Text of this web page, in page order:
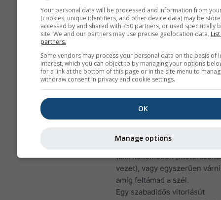
sérülések és károk
érdekében.
Jelentős
méter között; bizonyos
körülmények között a
feltörhetnek.
Szél
A szél jelenti egy vitorlás fő
ezért ez az első
amelyet a hajós figyelembe
vitorlázók kénytelenek
(ami kellemetlen
vezet), vagy egyszerűen
amíg feltámad a szél.
Egy szabadidős vitorlásút
Your personal data will be processed and information from
(cookies, unique identifiers, and other device data) may be
accessed by and shared with 750 partners, or used specifically
site. We and our partners may use precise geolocation data.
partners.
Some vendors may process your personal data on the basis of
interest, which you can object to by managing your options
for a link at the bottom of this page or in the site menu to
withdraw consent in privacy and cookie settings.
OK
Manage options